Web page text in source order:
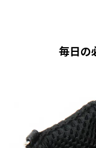
毎日の